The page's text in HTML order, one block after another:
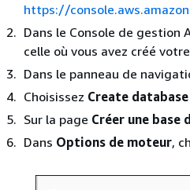
https://
Dans le Console de gestion
celle où vous avez créé
Dans le panneau de
Choisissez Create database
Sur la page Créer une base
Dans Options de moteur,